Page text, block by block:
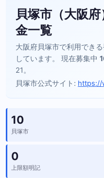
貝塚市（大阪
金一覧
大阪府貝塚市で利用でき
しています。 現在募集中
21。
貝塚市公式サイト: https://
10
貝塚市
0
上限額明記